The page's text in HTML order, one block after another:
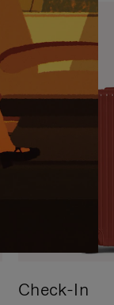
Check-In